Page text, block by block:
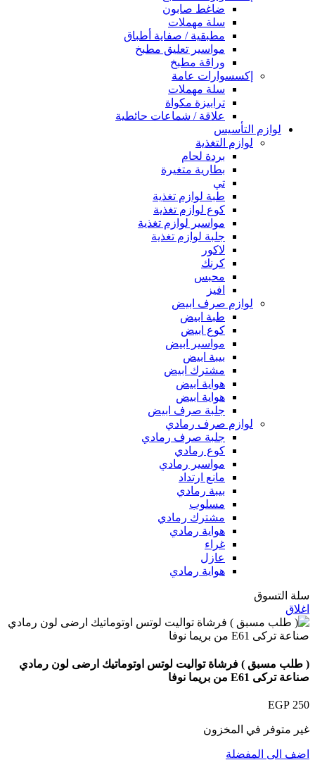
ضاغط صابون
سلة مهملات
مطبقية / صفاية أطباق
مواسير تعليق مطبخ
وراقة مطبخ
إكسسوارات عامة
سلة مهملات
ترابيزة مكواة
علاقة / شماعات حائطية
لوازم التأسيس
لوازم التغذية
بردة لحام
بطارية متغيرة
تي
طبة لوازم تغذية
كوع لوازم تغذية
مواسير لوازم تغذية
جلبة لوازم تغذية
لاكور
كرنك
محبس
افيز
لوازم صرف ابيض
طبة ابيض
كوع ابيض
مواسير ابيض
بيبة ابيض
مشترك ابيض
هواية ابيض
هواية ابيض
جلبة صرف ابيض
لوازم صرف رمادي
جلبة صرف رمادي
كوع رمادي
مواسير رمادي
مانع ارتداد
بيبة رمادي
مسلوب
مشترك رمادي
هواية رمادي
غراء
عازل
هواية رمادي
سلة التسوق
اغلاق
( طلب مسبق ) فرشاة تواليت لوتس اوتوماتيك ارضى لون رمادي
صناعة تركى E61 من بريما نوفا
250
EGP
غير متوفر في المخزون
اضف الى المفضلة